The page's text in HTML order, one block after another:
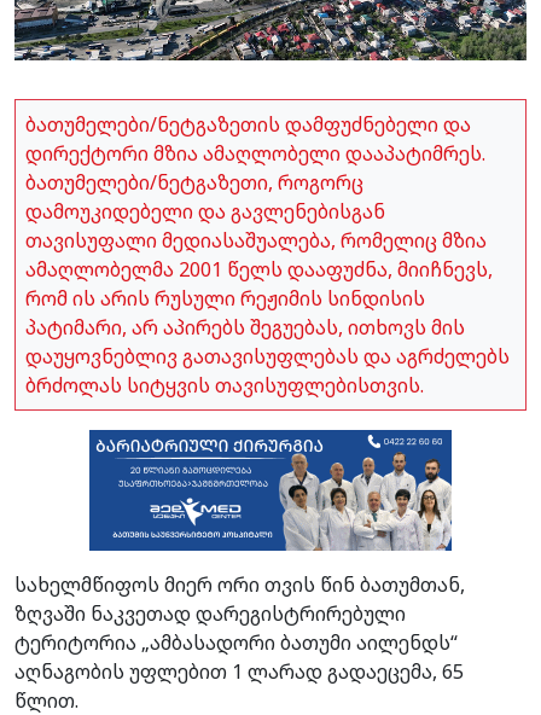
ბათუმელები/ნეტგაზეთის დამფუძნებელი და
დირექტორი მზია ამაღლობელი დააპატიმრეს.
ბათუმელები/ნეტგაზეთი, როგორც
დამოუკიდებელი და გავლენებისგან
თავისუფალი მედიასაშუალება, რომელიც მზია
ამაღლობელმა 2001 წელს დააფუძნა, მიიჩნევს,
რომ ის არის რუსული რეჟიმის სინდისის
პატიმარი, არ აპირებს შეგუებას, ითხოვს მის
დაუყოვნებლივ გათავისუფლებას და აგრძელებს
ბრძოლას სიტყვის თავისუფლებისთვის.
სახელმწიფოს მიერ ორი თვის წინ ბათუმთან,
ზღვაში ნაკვეთად დარეგისტრირებული
ტერიტორია „ამბასადორი ბათუმი აილენდს“
აღნაგობის უფლებით 1 ლარად გადაეცემა, 65
წლით.